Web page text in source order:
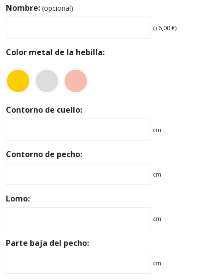
Nombre: (opcional)
(+6,00€)
Color metal de la hebilla:
Contorno de cuello:
cm
Contorno de pecho:
cm
Lomo:
cm
Parte baja del pecho:
cm